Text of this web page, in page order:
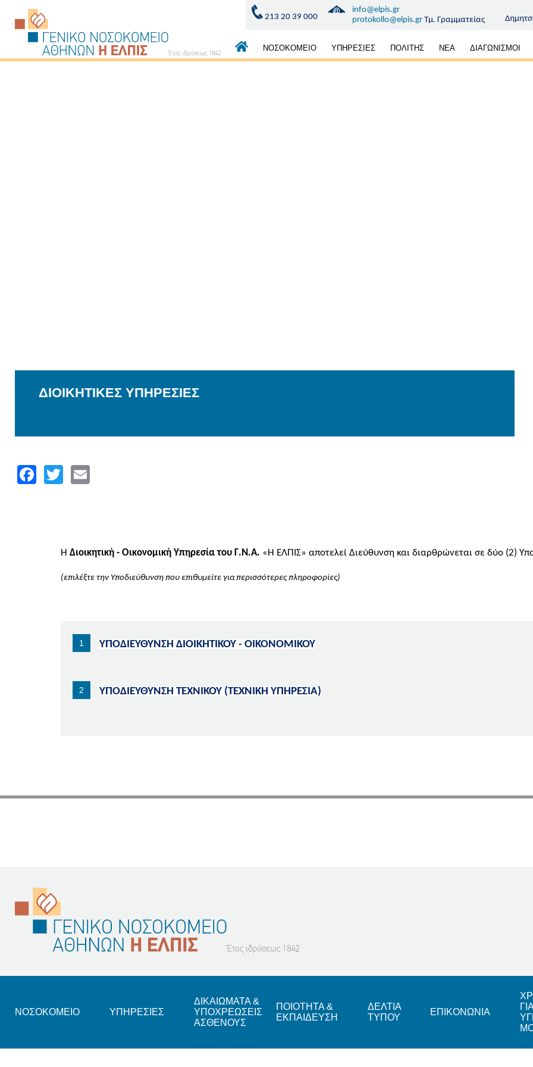
213 20 39 000
info@elpis.gr
protokollo@elpis.gr Τμ. Γραμματείας
Κεντρική
πλοήγηση
ΝΟΣΟΚΟΜΕΙΟ ΥΠΗΡΕΣΙΕΣ ΠΟΛΙΤΗΣ ΝΕΑ ΔΙΑΓΩΝΙΣΜΟΙ
ΔΙΟΙΚΗΤΙΚΕΣ ΥΠΗΡΕΣΙΕΣ
Facebook
Twitter
Η Διοικητική - Οικονομική Υπηρεσία του Γ.Ν.Α. «Η ΕΛΠΙΣ» αποτελεί Διεύθυνση και διαρθρώνεται σε δύο (2)
(επιλέξτε την Υποδιεύθυνση που επιθυμείτε για περισσότερες πληροφορίες)
ΥΠΟΔΙΕΥΘΥΝΣΗ ΔΙΟΙΚΗΤΙΚΟΥ - ΟΙΚΟΝΟΜΙΚΟΥ
ΥΠΟΔΙΕΥΘΥΝΣΗ ΤΕΧΝΙΚΟΥ (ΤΕΧΝΙΚΗ ΥΠΗΡΕΣΙΑ)
ΝΟΣΟΚΟΜΕΙΟ ΥΠΗΡΕΣΙΕΣ
ΔΙΚΑΙΩΜΑΤΑ &
ΥΠΟΧΡΕΩΣΕΙΣ
ΑΣΘΕΝΟΥΣ
ΠΟΙΟΤΗΤΑ &
ΕΚΠΑΙΔΕΥΣΗ
ΔΕΛΤΙΑ
ΤΥΠΟΥ
ΕΠΙΚΟΝΩΝΙΑ